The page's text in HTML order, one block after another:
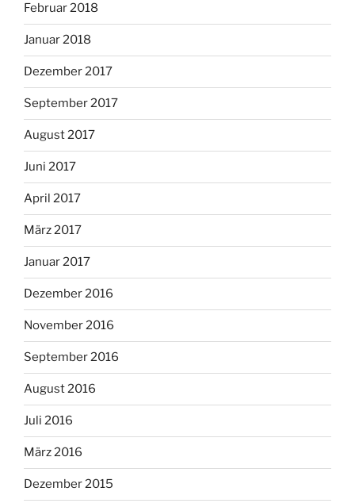
Februar 2018
Januar 2018
Dezember 2017
September 2017
August 2017
Juni 2017
April 2017
März 2017
Januar 2017
Dezember 2016
November 2016
September 2016
August 2016
Juli 2016
März 2016
Dezember 2015